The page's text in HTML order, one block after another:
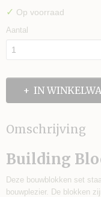
✓ Op voorraad
Aantal
IN
Omschrijving
Building
Deze bouwblokken set
bouwplezier. De blokken